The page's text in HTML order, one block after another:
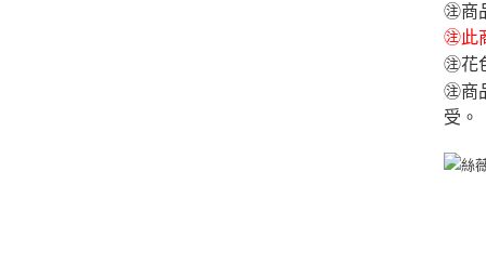
㊟商
㊟此
㊟花
㊟商
受。